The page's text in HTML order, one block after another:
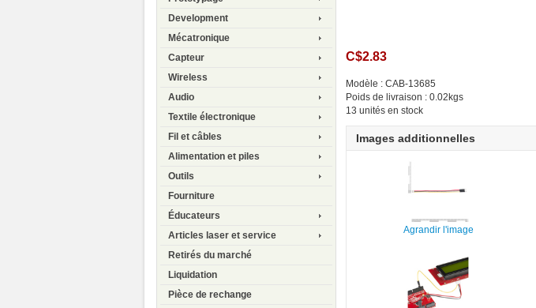
Development
Mécatronique
Capteur
Wireless
Audio
Textile électronique
Fil et câbles
Alimentation et piles
Outils
Fourniture
Éducateurs
Articles laser et service
Retirés du marché
Liquidation
Pièce de rechange
C$2.83
Modèle : CAB-13685
Poids de livraison : 0.02kgs
13 unités en stock
Images additionnelles
Agrandir l'image